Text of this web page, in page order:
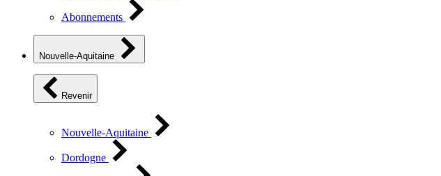
Abonnements
Nouvelle-Aquitaine
Revenir
Nouvelle-Aquitaine
Dordogne